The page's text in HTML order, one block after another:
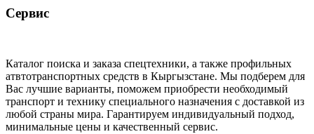
Сервис
Каталог поиска и заказа спецтехники, а также профильных
атвтотранспортных средств в Кыргызстане. Мы подберем для
Вас лучшие варианты, поможем приобрести необходимый
транспорт и технику специального назначения с доставкой из
любой страны мира. Гарантируем индивидуальный подход,
минимальные цены и качественный сервис.